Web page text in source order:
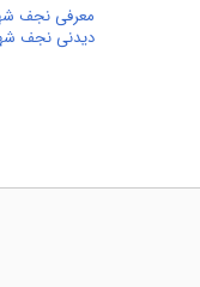
معرفی نجف
دیدنی نجف